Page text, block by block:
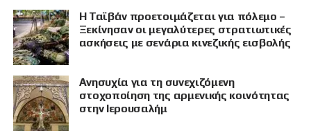
Η Ταϊβάν προετοιμάζεται για πόλεμο –
Ξεκίνησαν οι μεγαλύτερες στρατιωτικές
ασκήσεις με σενάρια κινεζικής εισβολής
Ανησυχία για τη συνεχιζόμενη
στοχοποίηση της αρμενικής κοινότητας
στην Ιερουσαλήμ